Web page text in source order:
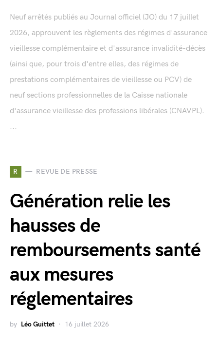
Neuf arrêtés publiés au Journal officiel (JO) du 17 juillet
2026, approuvent les règlements des régimes d'assurance
vieillesse complémentaire et d'assurance invalidité-décès
(ainsi que, pour trois d'entre elles, des régimes de
prestations complémentaires de vieillesse ou PCV) de
neuf sections professionnelles de la Caisse nationale
d'assurance vieillesse des professions libérales (CNAVPL).
...
R REVUE DE PRESSE
Génération relie les
hausses de
remboursements santé
aux mesures
réglementaires
by Léo Guittet 16 juillet 2026